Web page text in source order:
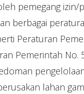
pemegang
berbagai
Peraturan
Pemerintah
lahan